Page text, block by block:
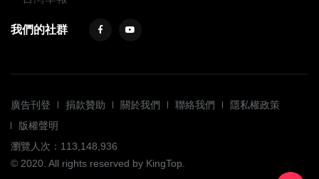
我們的社群
廣告刊登 捐款贊助 關於我們 聯絡我們
隱私權政策
版權聲明
瀏覽人次：113,148,936
© 2020. All rights reserved by KingTop.